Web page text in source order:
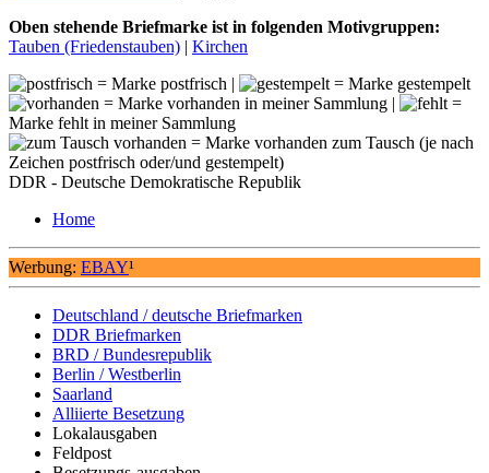
Oben stehende Briefmarke ist in folgenden Motivgruppen:
Tauben (Friedenstauben) | Kirchen
= Marke postfrisch |
= Marke gestempelt
= Marke vorhanden in meiner Sammlung |
=
Marke fehlt in meiner Sammlung
= Marke vorhanden zum Tausch (je nach
Zeichen postfrisch oder/und gestempelt)
DDR - Deutsche Demokratische Republik
Home
Werbung: EBAY¹
Deutschland / deutsche Briefmarken
DDR Briefmarken
BRD / Bundesrepublik
Berlin / Westberlin
Saarland
Alliierte Besetzung
Lokalausgaben
Feldpost